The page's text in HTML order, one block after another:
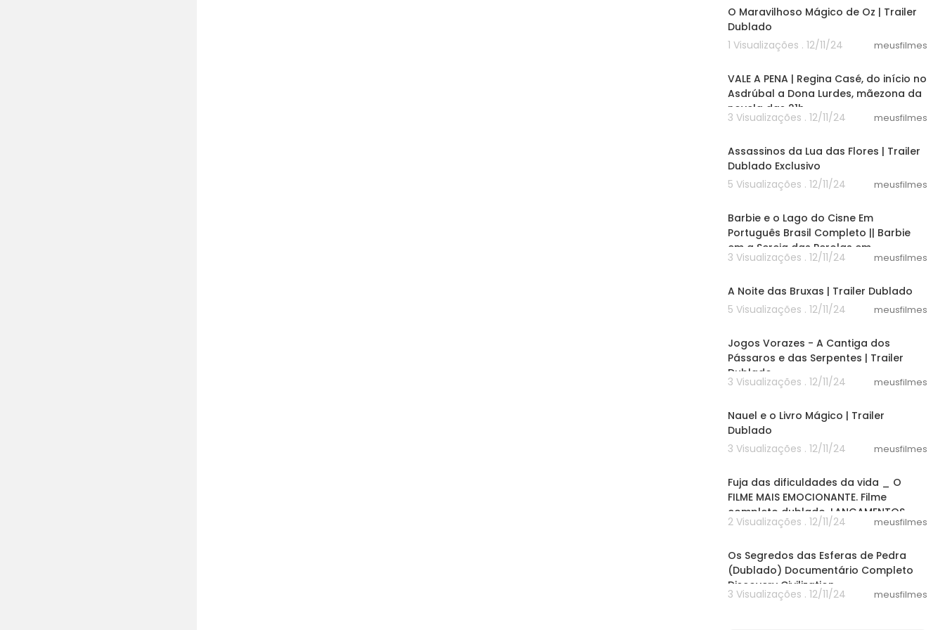
O Maravilhoso Mágico de Oz | Trailer
Dublado
1 Visualizações . 12/11/24
meusfilmes
VALE A PENA | Regina Casé, do início no
Asdrúbal a Dona Lurdes, mãezona da
novela das 21h
3 Visualizações . 12/11/24 meusfilmes
Assassinos da Lua das Flores | Trailer
Dublado Exclusivo
5 Visualizações . 12/11/24
meusfilmes
Barbie e o Lago do Cisne Em
Português Brasil Completo || Barbie
em a Sereia das Perolas em
3 Visualizações . 12/11/24 meusfilmes
A Noite das Bruxas | Trailer Dublado
5 Visualizações . 12/11/24
meusfilmes
Jogos Vorazes - A Cantiga dos
Pássaros e das Serpentes | Trailer
Dublado
3 Visualizações . 12/11/24 meusfilmes
Nauel e o Livro Mágico | Trailer
Dublado
3 Visualizações . 12/11/24
meusfilmes
Fuja das dificuldades da vida _ O
FILME MAIS EMOCIONANTE. Filme
completo dublado. LANÇAMENTOS
2 Visualizações . 12/11/24 meusfilmes
Os Segredos das Esferas de Pedra
(Dublado) Documentário Completo
Discovery Civilization
3 Visualizações . 12/11/24 meusfilmes